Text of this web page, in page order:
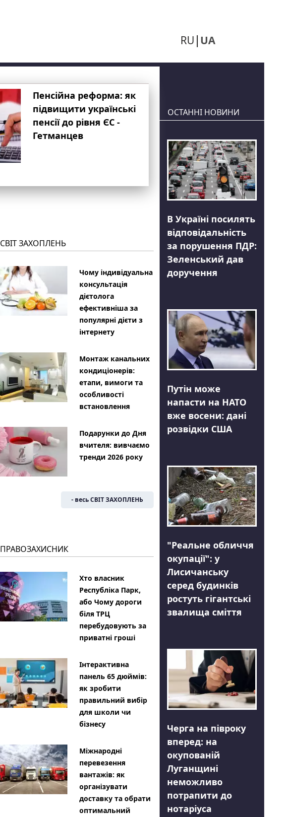
RU UA
Пенсійна реформа: як
підвищити українські
пенсії до рівня ЄС -
Гетманцев
СВІТ ЗАХОПЛЕНЬ
Чому індивідуальна
консультація
дієтолога
ефективніша за
популярні дієти з
інтернету
Монтаж канальних
кондиціонерів:
етапи, вимоги та
особливості
встановлення
Подарунки до Дня
вчителя: вивчаємо
тренди 2026 року
- весь СВІТ ЗАХОПЛЕНЬ
ПРАВОЗАХИСНИК
Хто власник
Республіка Парк,
або Чому дороги
біля ТРЦ
перебудовують за
приватні гроші
Інтерактивна
панель 65 дюймів:
як зробити
правильний вибір
для школи чи
бізнесу
Міжнародні
перевезення
вантажів: як
організувати
доставку та обрати
оптимальний
ОСТАННІ НОВИНИ
В Україні посилять
відповідальність
за порушення ПДР:
Зеленський дав
доручення
Путін може
напасти на НАТО
вже восени: дані
розвідки США
"Реальне обличчя
окупації": у
Лисичанську
серед будинків
ростуть гігантські
звалища сміття
Черга на півроку
вперед: на
окупованій
Луганщині
неможливо
потрапити до
нотаріуса